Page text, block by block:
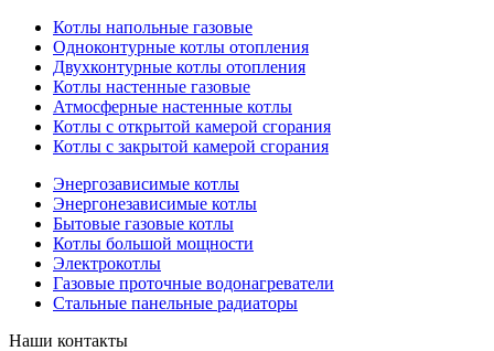
Котлы напольные газовые
Одноконтурные котлы отопления
Двухконтурные котлы отопления
Котлы настенные газовые
Атмосферные настенные котлы
Котлы с открытой камерой сгорания
Котлы с закрытой камерой сгорания
Энергозависимые котлы
Энергонезависимые котлы
Бытовые газовые котлы
Котлы большой мощности
Электрокотлы
Газовые проточные водонагреватели
Стальные панельные радиаторы
Наши контакты